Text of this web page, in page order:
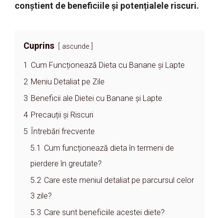
conștient de beneficiile și potențialele riscuri.
Cuprins ascunde
1 Cum Funcționează Dieta cu Banane și Lapte
2 Meniu Detaliat pe Zile
3 Beneficii ale Dietei cu Banane și Lapte
4 Precauții și Riscuri
5
Întrebări frecvente
5.1 Cum funcționează dieta în termeni de
pierdere în greutate?
5.2 Care este meniul detaliat pe parcursul celor
3 zile?
5.3 Care sunt beneficiile acestei diete?